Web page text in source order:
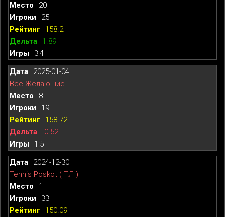
20
25
158.2
1.89
3:4
2025-01-04
Все Желающие
8
19
158.72
-0.52
1:5
2024-12-30
Tennis Poskot ( ТЛ )
1
33
150.09